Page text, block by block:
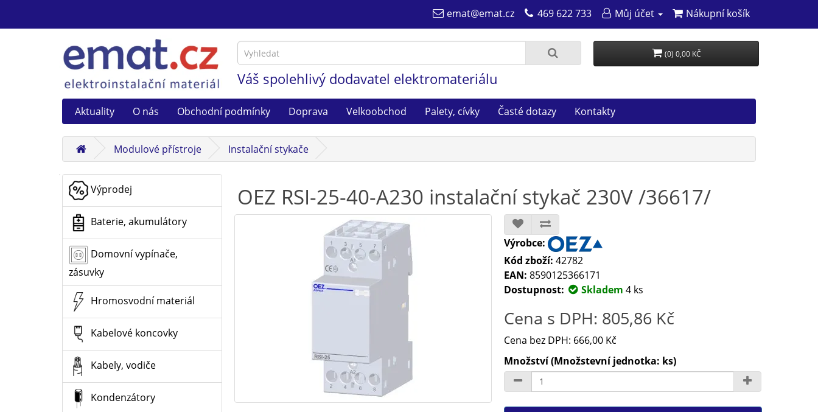
emat@emat.cz 469 622 733 Můj účet Nákupní košík
Váš spolehlivý dodavatel elektromateriálu
(0) 0,00 KČ
Aktuality O nás Obchodní podmínky Doprava Velkoobchod Palety, cívky Časté dotazy Kontakty
Modulové přístroje Instalační stykače
Výprodej
Baterie, akumulátory
Domovní vypínače,
zásuvky
Hromosvodní materiál
Kabelové koncovky
Kabely, vodiče
Kondenzátory
OEZ RSI-25-40-A230 instalační stykač 230V /36617/
Výrobce:
Kód zboží: 42782
EAN: 8590125366171
Dostupnost:
Skladem 4 ks
Cena s DPH: 805,86 Kč
Cena bez DPH: 666,00 Kč
Množství (Množstevní jednotka: ks)